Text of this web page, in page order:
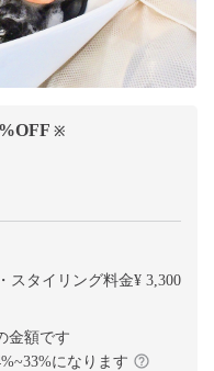
%OFF ※
スタイリング料金¥ 3,300
金額です
%~33%になります